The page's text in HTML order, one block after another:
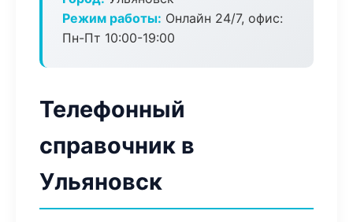
Режим работы: Онлайн 24/7, офис:
Пн-Пт 10:00-19:00
Телефонный
справочник в
Ульяновск